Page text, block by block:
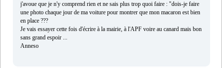
j'avoue que je n'y comprend rien et ne sais plus trop quoi faire : "dois-je faire
une photo chaque jour de ma voiture pour montrer que mon macaron est bien
en place ???
Je vais essayer cette fois d'écrire à la mairie, à l'APF voire au canard mais bon
sans grand espoir ...
Anneso